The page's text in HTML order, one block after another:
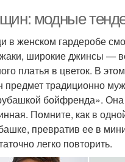
модные
в женском гардеробе
широкие джинсы —
платья в цветок. В
традиционно
бойфренда».
Помните, как в
превратив ее в
легко повторить.